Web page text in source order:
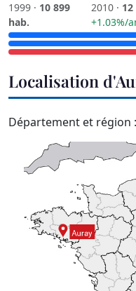
1999 · 10 899
hab.
2010 ·
+1.03%/
Localisation
Département et région :